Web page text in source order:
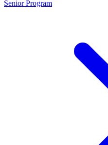
Senior Program